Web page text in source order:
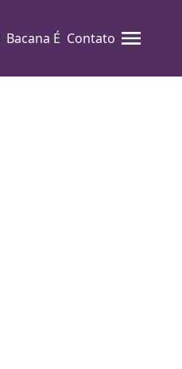
Bacana É Contato